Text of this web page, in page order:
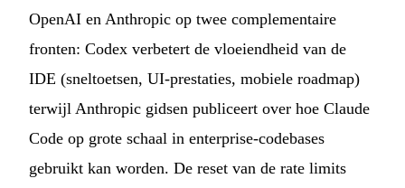
OpenAI en Anthropic op twee complementaire
fronten: Codex verbetert de vloeiendheid van de
IDE (sneltoetsen, UI-prestaties, mobiele roadmap)
terwijl Anthropic gidsen publiceert over hoe Claude
Code op grote schaal in enterprise-codebases
gebruikt kan worden. De reset van de rate limits